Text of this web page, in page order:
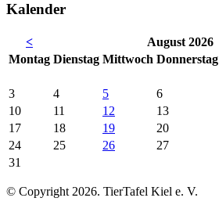
Kalender
< August 2026
Montag Dienstag Mittwoch Donnerstag
3
4 5 6
10
11 12 13
17
18 19 20
24
25 26 27
31
© Copyright 2026. TierTafel Kiel e. V.